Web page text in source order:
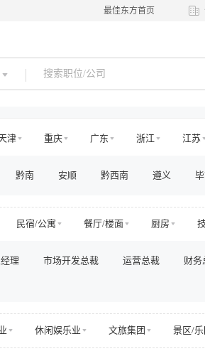
最佳东方首页
津 重庆 广东 浙江 江苏
澳门 国外
黔南 安顺 黔西南 遵义
民宿/公寓 餐厅/楼面 厨房
设计 房地产销售/中介 房地产工程
理 市场开发总裁 运营总裁 财务
休闲娱乐业 文旅集团 景区/乐
传媒/文化产业 教育/培训 家居/